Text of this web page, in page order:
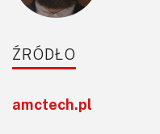
ŹRÓDŁO
amctech.pl